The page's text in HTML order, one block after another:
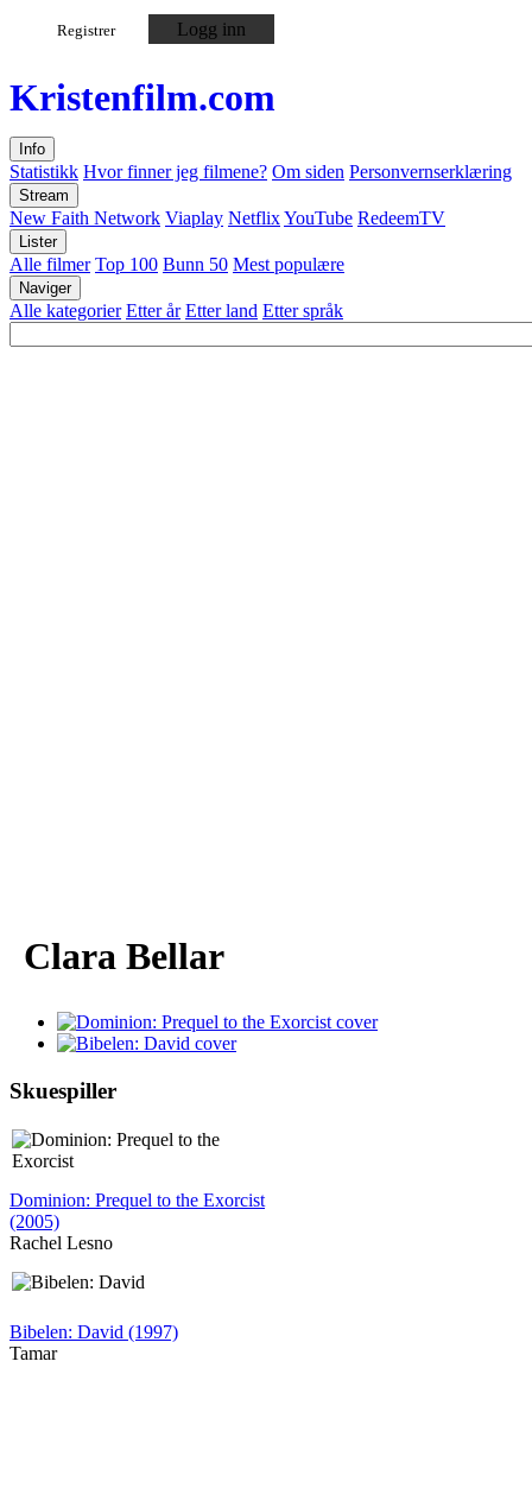
Registrer Logg inn
Kristenfilm.com
Info
Statistikk Hvor finner jeg filmene? Om siden Personvernserklæring
Stream
New Faith Network Viaplay NetflixYouTube RedeemTV
Lister
Alle filmer Top 100 Bunn 50 Mest populære
Naviger
Alle kategorier Etter år Etter land Etter språk
Clara Bellar
Skuespiller
Dominion: Prequel to the Exorcist
(2005)
Rachel Lesno
Bibelen: David (1997)
Tamar